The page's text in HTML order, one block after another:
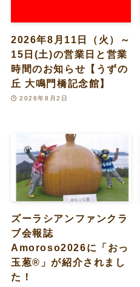
2026年8月11日（火）～
15日(土)の営業日と営業
時間のお知らせ【うずの
丘 大鳴門橋記念館】
2026年8月2日
ズーラシアンファンクラ
ブ会報誌
Amoroso2026に「おっ
玉葱®︎」が紹介されまし
た！